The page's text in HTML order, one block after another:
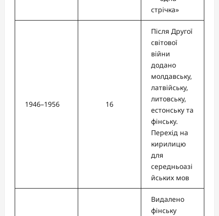
стрічка»
1946–1956 16
Після Другої
світової
війни
додано
молдавську,
латвійську,
литовську,
естонську та
фінську.
Перехід на
кирилицю
для
середньоазі
йських мов
Видалено
фінську